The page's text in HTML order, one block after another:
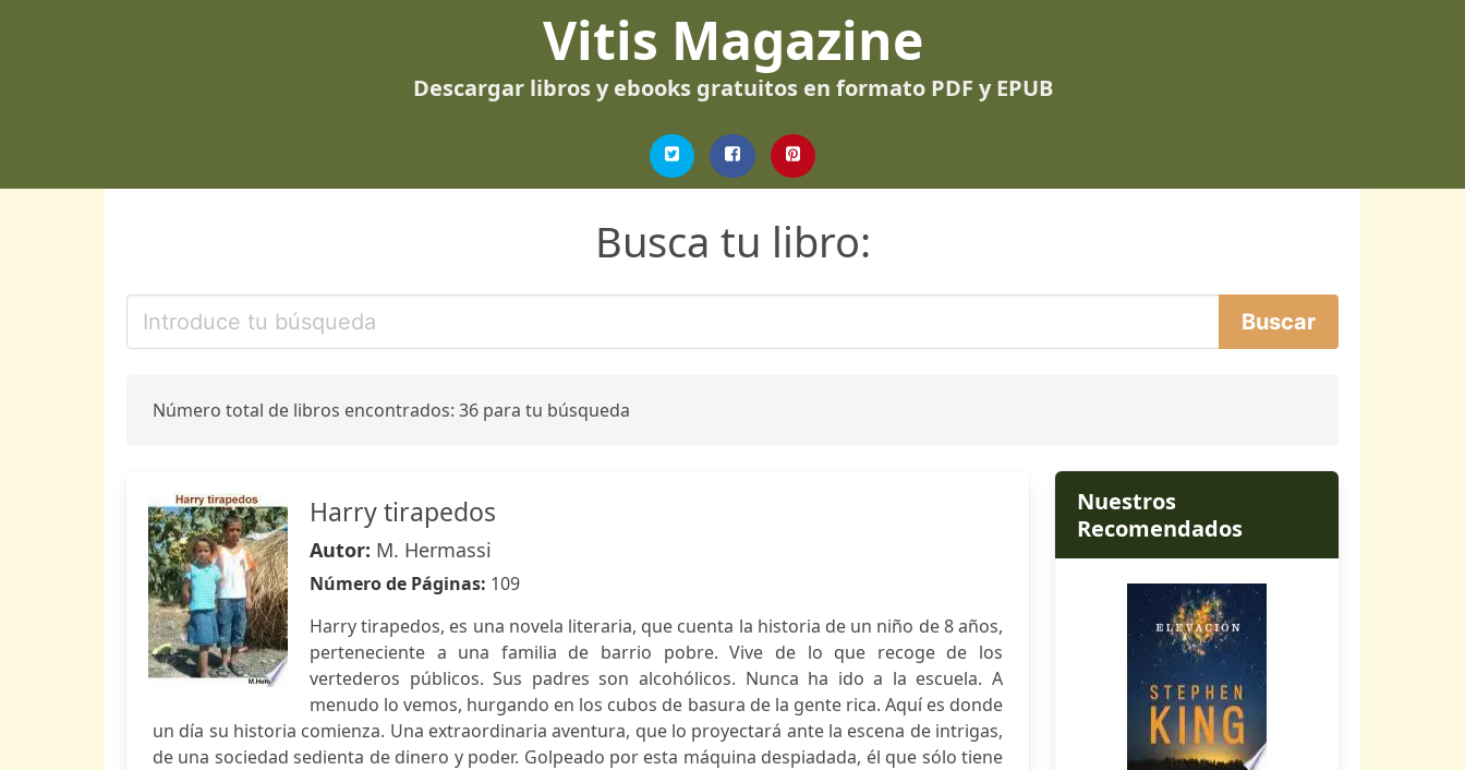
Vitis Magazine
Descargar libros y ebooks gratuitos en formato PDF y EPUB
Busca tu libro:
Número total de libros encontrados: 36 para tu búsqueda
Harry tirapedos
Autor: M. Hermassi
Número de Páginas: 109
Harry tirapedos, es una novela literaria, que cuenta la historia de un niño de 8 años,
perteneciente a una familia de barrio pobre. Vive de lo que recoge de los
vertederos públicos. Sus padres son alcohólicos. Nunca ha ido a la escuela. A
menudo lo vemos, hurgando en los cubos de basura de la gente rica. Aquí es donde
un día su historia comienza. Una extraordinaria aventura, que lo proyectará ante la escena de intrigas,
de una sociedad sedienta de dinero y poder. Golpeado por esta máquina despiadada, él que sólo tiene
Nuestros
Recomendados